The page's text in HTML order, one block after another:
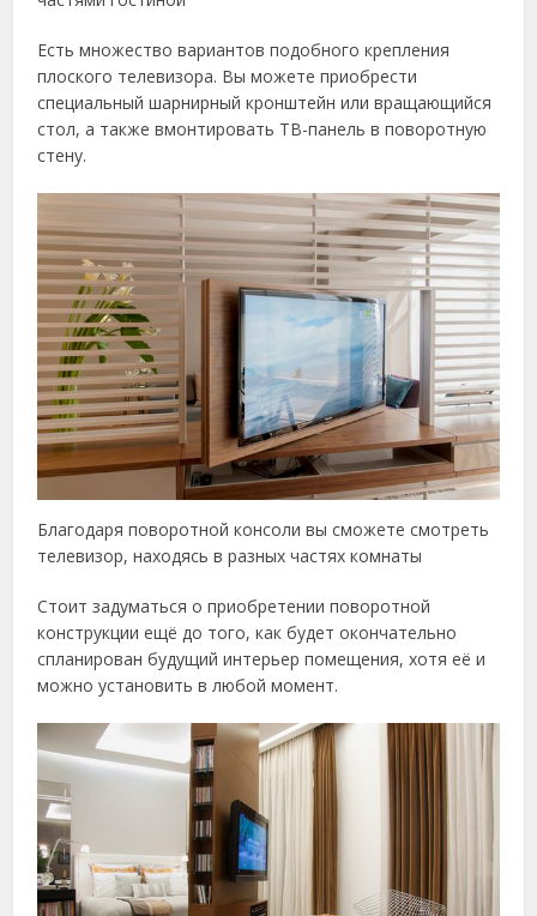
Есть множество вариантов подобного крепления
плоского телевизора. Вы можете приобрести
специальный шарнирный кронштейн или вращающийся
стол, а также вмонтировать ТВ-панель в поворотную
стену.
Благодаря поворотной консоли вы сможете смотреть
телевизор, находясь в разных частях комнаты
Стоит задуматься о приобретении поворотной
конструкции ещё до того, как будет окончательно
спланирован будущий интерьер помещения, хотя её и
можно установить в любой момент.